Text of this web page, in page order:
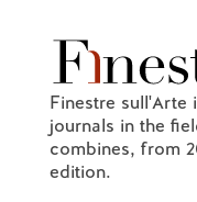
Finestre sull'Arte
journals in the
combines, from
edition.